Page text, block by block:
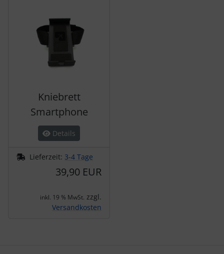
Kniebrett
Smartphone
Details
Lieferzeit: 3-4 Tage
39,90 EUR
inkl. 19 % MwSt. zzgl.
Versandkosten